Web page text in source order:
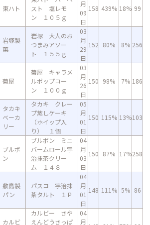
東ハト
スト 塩レモ
ン １０５ｇ
月
09
日
158 439% 18% 99
岩塚製
菓
岩塚 大人のお
つまみアソー
ト １５５ｇ
03
月
29
日
152 80% 8% 256
菊屋
菊屋 キャラメ
ルポップコー
ン １００ｇ
03
月
26
日
150 98% 7% 186
タカキ
ベーカ
リー
タカキ クレー
プ蒸しケーキ
（ホイップ入
り） １個
05
月
01
日
150 115% 13%103
ブルボ
ン
ブルボン ミニ
バームロール宇
治抹茶クリー
ム １４８
04
月
03
日
150 87% 17%258
敷島製
パン
パスコ 宇治抹
茶タルト １Ｐ
04
月
01
日
148 111% 5% 86
カルビ
カルビー さや
えんどうさっぱ
04
月